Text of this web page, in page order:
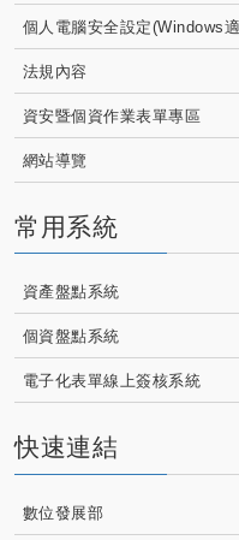
個人電腦安全設定(Windows
法規內容
資安暨個資作業表單專區
網站導覽
常用系統
資產盤點系統
個資盤點系統
電子化表單線上簽核系統
快速連結
數位發展部